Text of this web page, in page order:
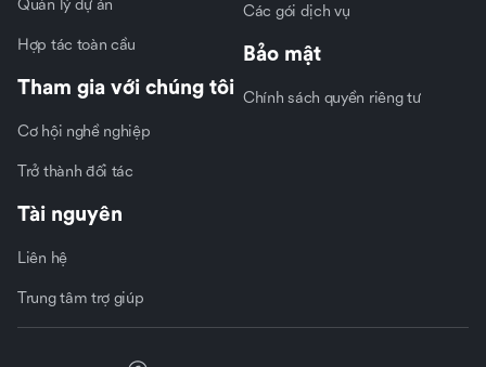
Quản lý dự án
Hợp tác toàn cầu
Tham gia với chúng tôi
Cơ hội nghề nghiệp
Trở thành đối tác
Tài nguyên
Liên hệ
Trung tâm trợ giúp
Các gói dịch vụ
Bảo mật
Chính sách quyền riêng tư